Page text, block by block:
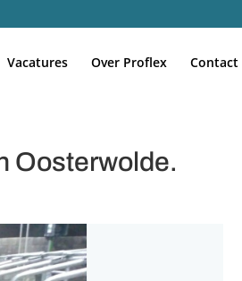
Vacatures Over Proflex Contact
Oosterwolde.